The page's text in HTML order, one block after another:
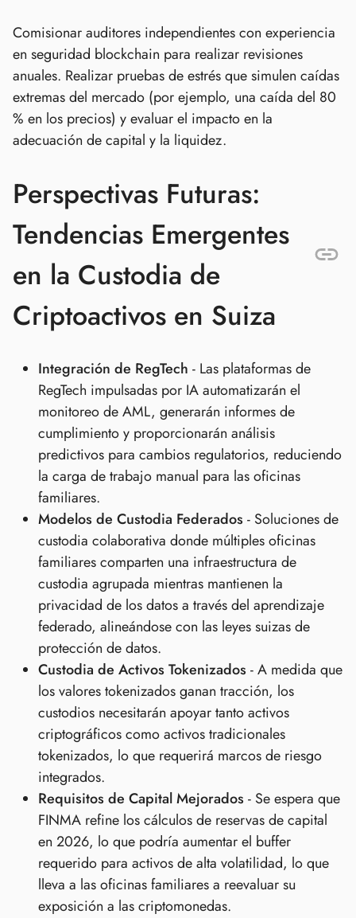
Comisionar auditores independientes con experiencia
en seguridad blockchain para realizar revisiones
anuales. Realizar pruebas de estrés que simulen caídas
extremas del mercado (por ejemplo, una caída del 80
% en los precios) y evaluar el impacto en la
adecuación de capital y la liquidez.
Perspectivas Futuras:
Tendencias Emergentes
en la Custodia de
Criptoactivos en Suiza
Integración de RegTech - Las plataformas de
RegTech impulsadas por IA automatizarán el
monitoreo de AML, generarán informes de
cumplimiento y proporcionarán análisis
predictivos para cambios regulatorios, reduciendo
la carga de trabajo manual para las oficinas
familiares.
Modelos de Custodia Federados - Soluciones de
custodia colaborativa donde múltiples oficinas
familiares comparten una infraestructura de
custodia agrupada mientras mantienen la
privacidad de los datos a través del aprendizaje
federado, alineándose con las leyes suizas de
protección de datos.
Custodia de Activos Tokenizados - A medida que
los valores tokenizados ganan tracción, los
custodios necesitarán apoyar tanto activos
criptográficos como activos tradicionales
tokenizados, lo que requerirá marcos de riesgo
integrados.
Requisitos de Capital Mejorados - Se espera que
FINMA refine los cálculos de reservas de capital
en 2026, lo que podría aumentar el buffer
requerido para activos de alta volatilidad, lo que
lleva a las oficinas familiares a reevaluar su
exposición a las criptomonedas.